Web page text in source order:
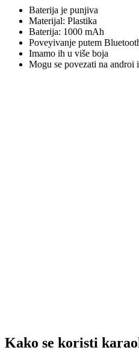
Baterija je punjiva
Materijal: Plastika
Baterija: 1000 mAh
Poveyivanje putem
Imamo ih u više boja
Mogu se povezati na androi
Kako se koristi